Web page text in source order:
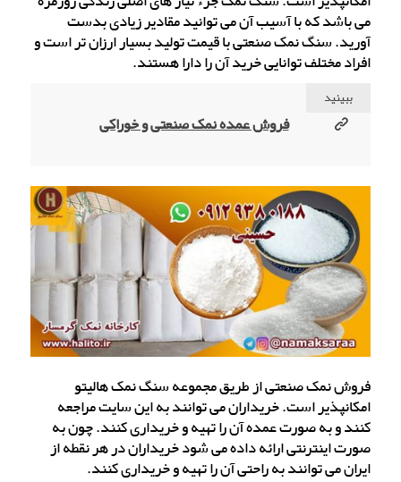
می باشد که با آسیب آن می توانید مقادیر زیادی بدست
آورید. سنگ نمک صنعتی با قیمت تولید بسیار ارزان تر است و
افراد مختلف توانایی خرید آن را دارا هستند.
ببینید
فروش عمده نمک صنعتی و خوراکی
فروش نمک صنعتی از طریق مجموعه سنگ نمک هالیتو
امکانپذیر است. خریداران می توانند به این سایت مراجعه
کنند و به صورت عمده آن را تهیه و خریداری کنند. چون به
صورت اینترنتی ارائه داده می شود خریداران در هر نقطه از
ایران می توانند به راحتی آن را تهیه و خریداری کنند.